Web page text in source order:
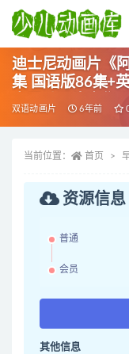
迪士尼动画片《
集 国语版86集+
士尼动画片全集下
双语动画片 6年前
当前位置： 首页
资源信息
普通
会员
其他信息